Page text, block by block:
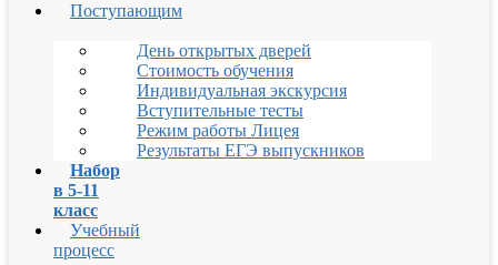
Поступающим
День открытых дверей
Стоимость обучения
Индивидуальная экскурсия
Вступительные тесты
Режим работы Лицея
Результаты ЕГЭ выпускников
Набор
в 5-11
класс
Учебный
процесс